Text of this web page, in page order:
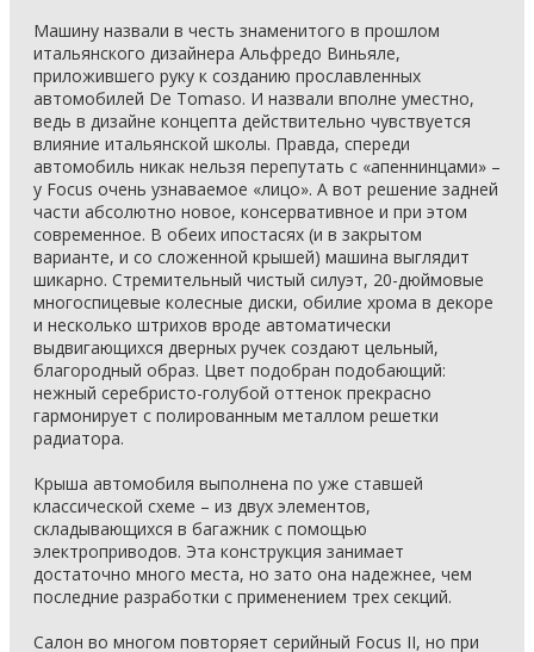
Машину назвали в честь знаменитого в прошлом
итальянского дизайнера Альфредо Виньяле,
приложившего руку к созданию прославленных
автомобилей De Tomaso. И назвали вполне уместно,
ведь в дизайне концепта действительно чувствуется
влияние итальянской школы. Правда, спереди
автомобиль никак нельзя перепутать с «апеннинцами» –
у Focus очень узнаваемое «лицо». А вот решение задней
части абсолютно новое, консервативное и при этом
современное. В обеих ипостасях (и в закрытом
варианте, и со сложенной крышей) машина выглядит
шикарно. Стремительный чистый силуэт, 20-дюймовые
многоспицевые колесные диски, обилие хрома в декоре
и несколько штрихов вроде автоматически
выдвигающихся дверных ручек создают цельный,
благородный образ. Цвет подобран подобающий:
нежный серебристо-голубой оттенок прекрасно
гармонирует с полированным металлом решетки
радиатора.
Крыша автомобиля выполнена по уже ставшей
классической схеме – из двух элементов,
складывающихся в багажник с помощью
электроприводов. Эта конструкция занимает
достаточно много места, но зато она надежнее, чем
последние разработки с применением трех секций.
Салон во многом повторяет серийный Focus II, но при